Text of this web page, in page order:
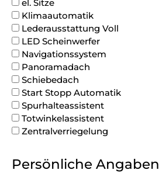
el. Sitze
Klimaautomatik
Lederausstattung Voll
LED Scheinwerfer
Navigationssystem
Panoramadach
Schiebedach
Start Stopp Automatik
Spurhalteassistent
Totwinkelassistent
Zentralverriegelung
Persönliche Angaben